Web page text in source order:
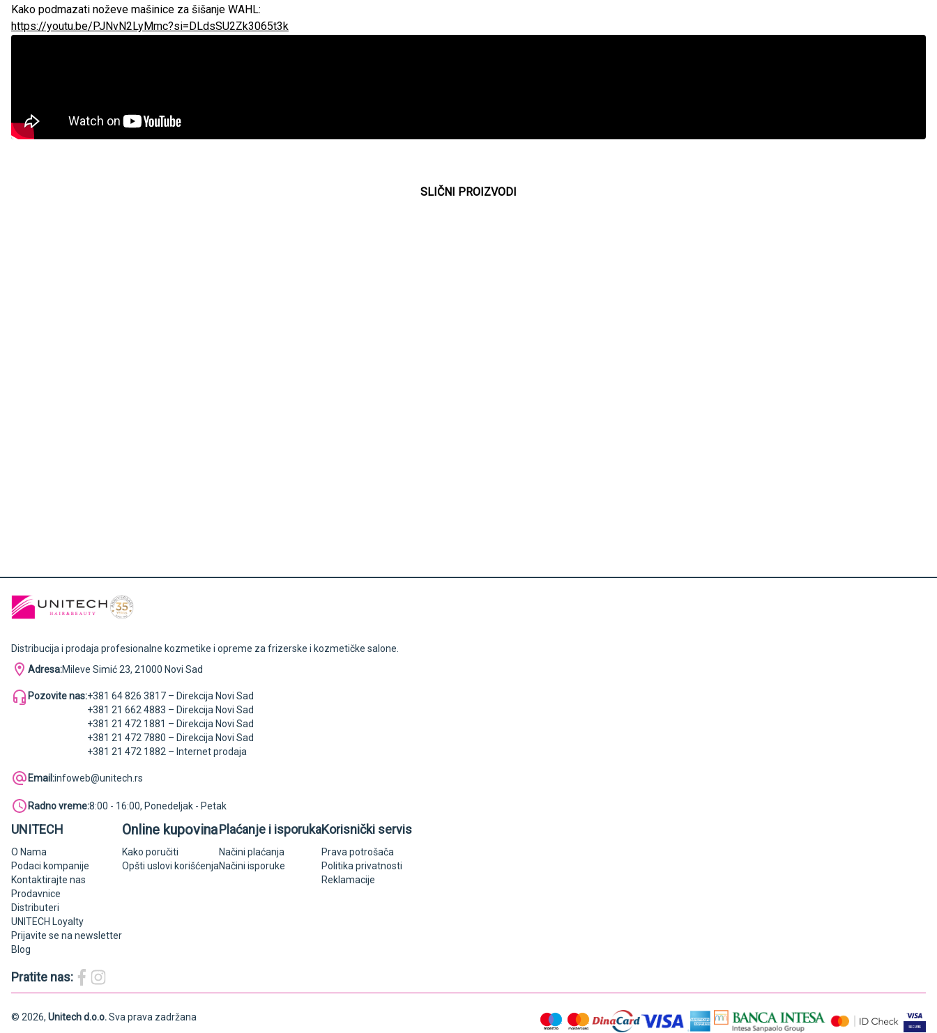
Kako podmazati noževe mašinice za šišanje WAHL:
https://youtu.be/PJNvN2LyMmc?si=DLdsSU2Zk3065t3k
SLIČNI PROIZVODI
Distribucija i prodaja profesionalne kozmetike i opreme za frizerske i kozmetičke salone.
Adresa:Mileve Simić 23, 21000 Novi Sad
Pozovite nas:+381 64 826 3817 – Direkcija Novi Sad
+381 21 662 4883 – Direkcija Novi Sad
+381 21 472 1881 – Direkcija Novi Sad
+381 21 472 7880 – Direkcija Novi Sad
+381 21 472 1882 – Internet prodaja
Email:infoweb@unitech.rs
Radno vreme:8:00 - 16:00, Ponedeljak - Petak
UNITECH
O Nama
Podaci kompanije
Kontaktirajte nas
Prodavnice
Distributeri
UNITECH Loyalty
Prijavite se na newsletter
Blog
Online kupovina
Kako poručiti
Opšti uslovi korišćenja
Plaćanje i isporuka
Načini plaćanja
Načini isporuke
Korisnički servis
Prava potrošača
Politika privatnosti
Reklamacije
Pratite nas:
© 2026, Unitech d.o.o.Sva prava zadržana